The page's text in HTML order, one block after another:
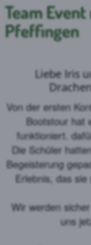
Team
Pfeffingen
Liebe Iris
Von der ersten
Bootstour hat
funktioniert.
Die Schüler
Begeisterung
Erlebnis, das
Wir werden
uns